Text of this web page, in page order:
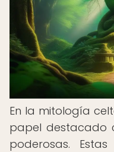
En la mitología
papel destacado
poderosas.